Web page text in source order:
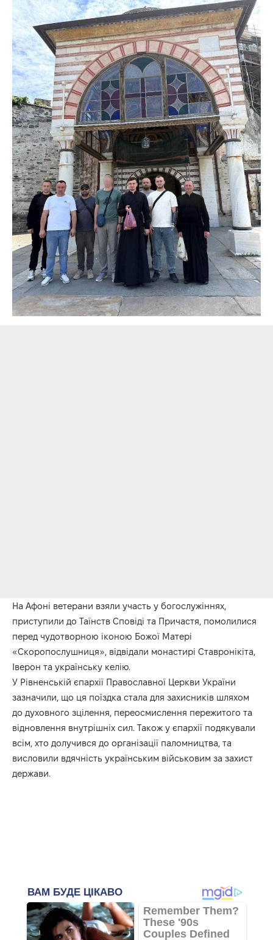
На Афоні ветерани взяли участь у богослужіннях,
приступили до Таїнств Сповіді та Причастя, помолилися
перед чудотворною іконою Божої Матері
«Скоропослушниця», відвідали монастирі Ставронікіта,
Іверон та українську келію.
У Рівненській єпархії Православної Церкви України
зазначили, що ця поїздка стала для захисників шляхом
до духовного зцілення, переосмислення пережитого та
відновлення внутрішніх сил. Також у єпархії подякували
всім, хто долучився до організації паломництва, та
висловили вдячність українським військовим за захист
держави.